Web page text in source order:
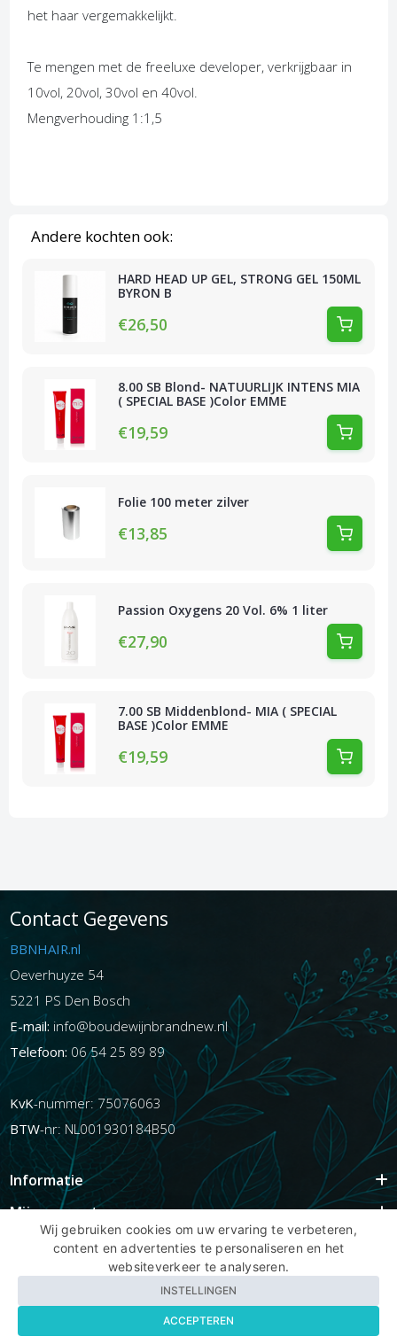
Andere kochten ook:
HARD HEAD UP GEL, STRONG GEL 150ML
BYRON B
€26,50
8.00 SB Blond- NATUURLIJK INTENS MIA
( SPECIAL BASE )Color EMME
€19,59
Folie 100 meter zilver
€13,85
Passion Oxygens 20 Vol. 6% 1 liter
€27,90
7.00 SB Middenblond- MIA ( SPECIAL
BASE )Color EMME
€19,59
het haar vergemakkelijkt.
Te mengen met de freeluxe developer, verkrijgbaar in
10vol, 20vol, 30vol en 40vol.
Mengverhouding 1:1,5
Contact Gegevens
BBNHAIR.nl
Oeverhuyze 54
5221 PS Den Bosch
E-mail: info@boudewijnbrandnew.nl
Telefoon: 06 54 25 89 89
KvK-nummer: 75076063
BTW-nr: NL001930184B50
Informatie
Mijn account
Populaire Tags
Wij gebruiken cookies om uw ervaring te verbeteren,
content en advertenties te personaliseren en het
websiteverkeer te analyseren.
INSTELLINGEN
ACCEPTEREN